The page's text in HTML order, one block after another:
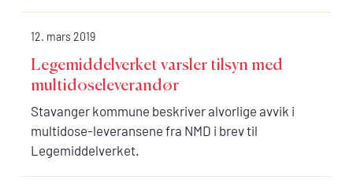
12. mars 2019
Legemiddelverket varsler tilsyn med
multidoseleverandør
Stavanger kommune beskriver alvorlige avvik i
multidose-leveransene fra NMD i brev til
Legemiddelverket.